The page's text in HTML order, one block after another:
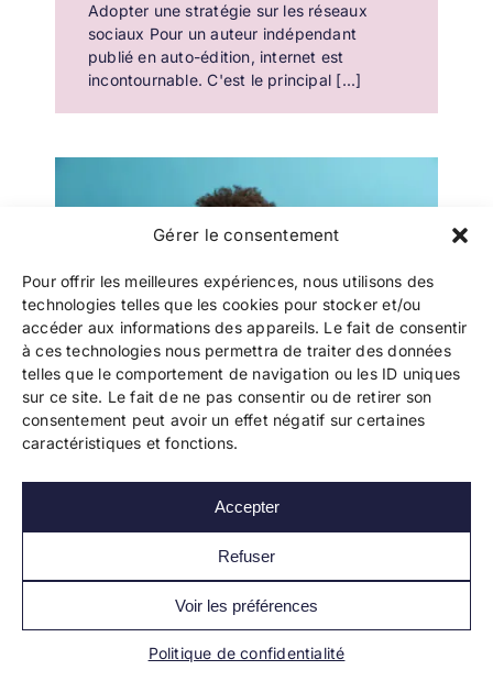
Gérer le consentement
Pour offrir les meilleures expériences, nous utilisons des
technologies telles que les cookies pour stocker et/ou
accéder aux informations des appareils. Le fait de consentir
à ces technologies nous permettra de traiter des données
telles que le comportement de navigation ou les ID uniques
sur ce site. Le fait de ne pas consentir ou de retirer son
consentement peut avoir un effet négatif sur certaines
caractéristiques et fonctions.
Accepter
Refuser
Voir les préférences
Politique de confidentialité
Adopter une stratégie sur les réseaux
sociaux Pour un auteur indépendant
publié en auto-édition, internet est
incontournable. C'est le principal [...]
Contacter les journalistes pour
promouvoir votre livre auto édité
votre livre Faire parler de son livre dans
les médias ne relève ni du [...]